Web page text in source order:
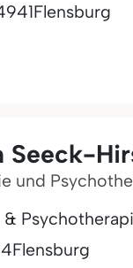
Flensburg
Seeck-
und
Flensburg